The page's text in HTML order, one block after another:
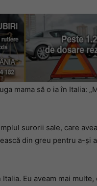
mama să o ia în Italia:
surorii sale, care
din greu pentru a-și
Eu aveam mai multe,